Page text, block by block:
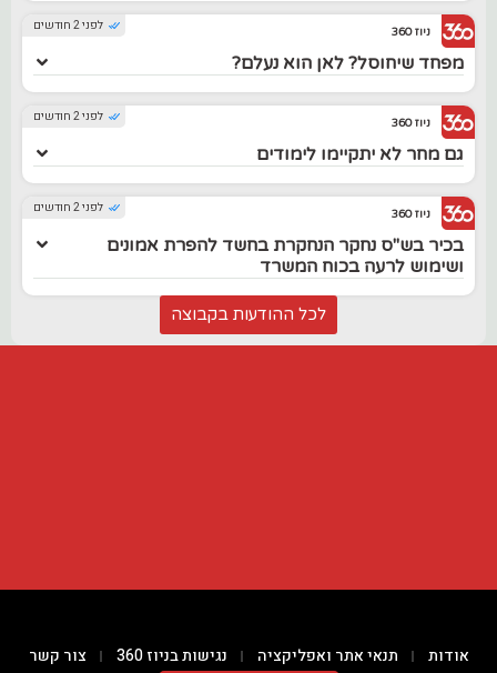
לפני 2 חודשים ניוז 360
מפחד שיחוסל? לאן הוא נעלם?
לפני 2 חודשים ניוז 360
גם מחר לא יתקיימו לימודים
לפני 2 חודשים ניוז 360
בכיר בש"ס נחקר הנחקרת בחשד להפרת אמונים
ושימוש לרעה בכוח המשרד
לכל ההודעות בקבוצה
אודות תנאי אתר ואפליקציה נגישות בניוז 360 צור קשר